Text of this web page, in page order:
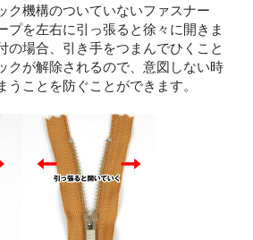
ク機構のついていないファスナー
プを左右に引っ張ると徐々に開きま
の場合、引き手をつまんでひくこと
クが解除されるので、意図しない時
うことを防ぐことができます。